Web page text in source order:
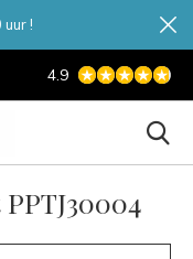
7 Dagen Per
4.9
!